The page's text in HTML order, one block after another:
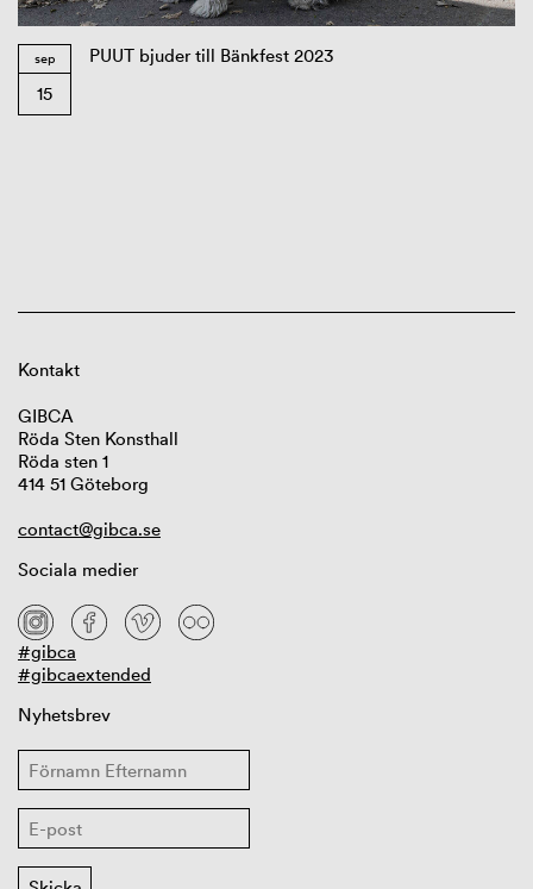
sep
15
PUUT bjuder till Bänkfest 2023
Kontakt
GIBCA
Röda Sten Konsthall
Röda sten 1
414 51 Göteborg
contact@gibca.se
Sociala medier
#gibca
#gibcaextended
Nyhetsbrev